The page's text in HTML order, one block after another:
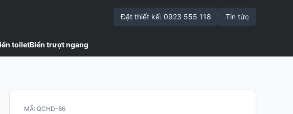
Đặt thiết kế: 0923 555 118 Tin tức
toiletBiển trượt ngang
MÃ: QCHD-86